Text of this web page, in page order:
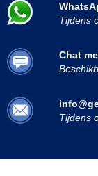
Tijdens
Chat
Tijdens